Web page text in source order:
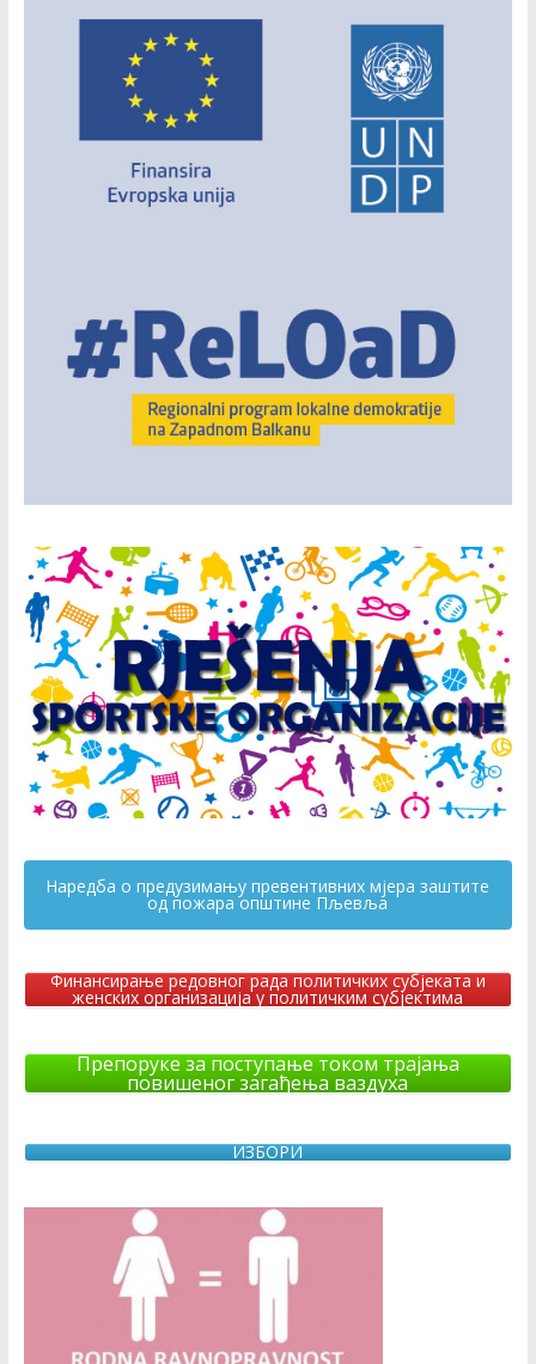
Наредба о предузимању превентивних мјера заштите
од пожара општине Пљевља
Финансирање редовног рада политичких субјеката и
женских организација у политичким субјектима
Препоруке за поступање током трајања
повишеног загађења ваздуха
ИЗБОРИ